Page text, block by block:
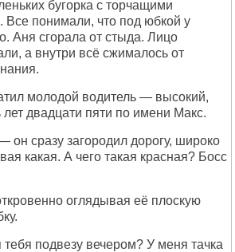
бугорка с торчащими
Все понимали, что под юбкой у
Аня сгорала от стыда. Лицо
а внутри всё сжималось от
молодой водитель — высокий,
двадцати пяти по имени Макс.
он сразу загородил дорогу, широко
какая. А чего такая красная? Босс
оглядывая её плоскую
подвезу вечером? У меня тачка